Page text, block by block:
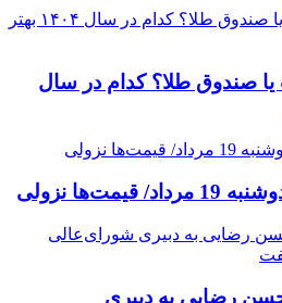
یا صندوق طلا؟ کدام در سال
نزولی
رضایی به دبیری